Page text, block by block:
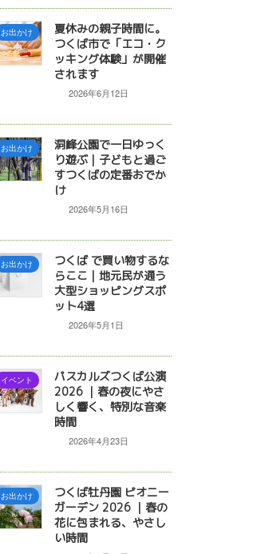
お出かけ
夏休みの親子時間に。
つくば市で「エコ・ク
ッキング体験」が開催
されます
2026年6月12日
お出かけ
洞峰公園で一日ゆっく
り遊ぶ｜子どもと過ご
すつくばの定番おでか
け
2026年5月16日
お出かけ
つくば で買い物するな
らここ｜地元民が通う
大型ショッピングスポ
ット4選
2026年5月1日
イベント
パスカルズつくば公演
2026 ｜春の夜にやさ
しく響く、特別な音楽
時間
2026年4月23日
お出かけ
つくば牡丹園 ピオニー
ガーデン 2026 ｜春の
花に包まれる、やさし
い時間